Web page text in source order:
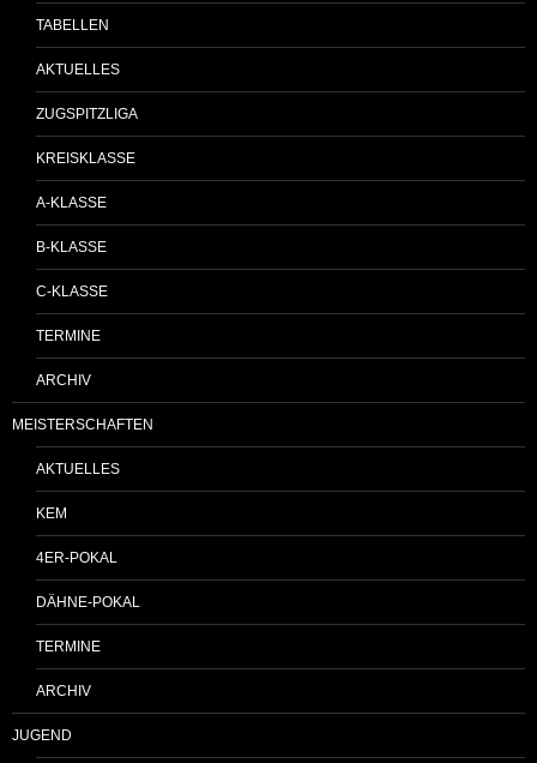
TABELLEN
AKTUELLES
ZUGSPITZLIGA
KREISKLASSE
A-KLASSE
B-KLASSE
C-KLASSE
TERMINE
ARCHIV
MEISTERSCHAFTEN
AKTUELLES
KEM
4ER-POKAL
DÄHNE-POKAL
TERMINE
ARCHIV
JUGEND